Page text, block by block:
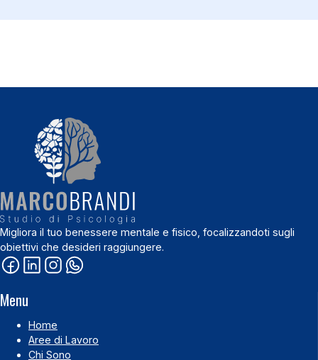
Migliora il tuo benessere mentale e fisico, focalizzandoti sugli
obiettivi che desideri raggiungere.
Menu
Home
Aree di Lavoro
Chi Sono